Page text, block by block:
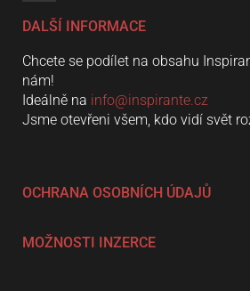
DALŠÍ INFORMACE
Chcete se podílet na obsahu
nám!
Ideálně na info@inspirante.cz
Jsme otevřeni všem, kdo vidí svět
OCHRANA OSOBNÍCH ÚDAJŮ
MOŽNOSTI INZERCE